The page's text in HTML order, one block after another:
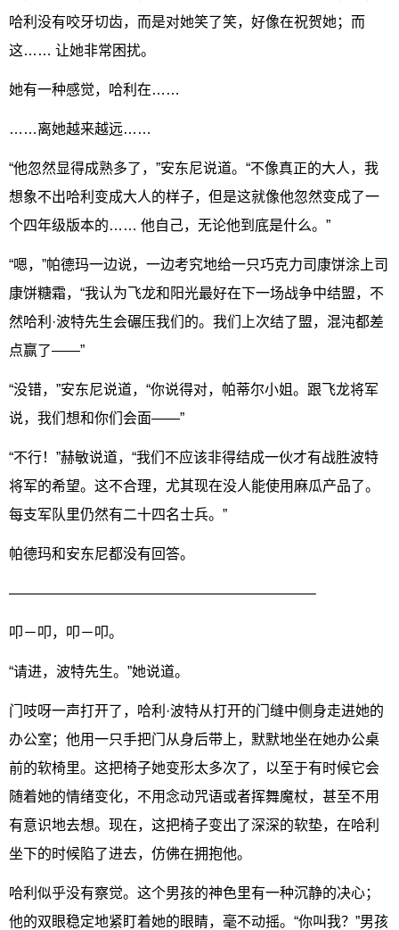
哈利没有咬牙切齿，而是对她笑了笑，好像在祝贺她；而
这…… 让她非常困扰。
她有一种感觉，哈利在……
……离她越来越远……
“他忽然显得成熟多了，”安东尼说道。“不像真正的大人，我
想象不出哈利变成大人的样子，但是这就像他忽然变成了一
个四年级版本的…… 他自己，无论他到底是什么。”
“嗯，”帕德玛一边说，一边考究地给一只巧克力司康饼涂上司
康饼糖霜，“我认为飞龙和阳光最好在下一场战争中结盟，不
然哈利·波特先生会碾压我们的。我们上次结了盟，混沌都差
点赢了——”
“没错，”安东尼说道，“你说得对，帕蒂尔小姐。跟飞龙将军
说，我们想和你们会面——”
“不行！”赫敏说道，“我们不应该非得结成一伙才有战胜波特
将军的希望。这不合理，尤其现在没人能使用麻瓜产品了。
每支军队里仍然有二十四名士兵。”
帕德玛和安东尼都没有回答。
—————————————————————–
叩－叩，叩－叩。
“请进，波特先生。”她说道。
门吱呀一声打开了，哈利·波特从打开的门缝中侧身走进她的
办公室；他用一只手把门从身后带上，默默地坐在她办公桌
前的软椅里。这把椅子她变形太多次了，以至于有时候它会
随着她的情绪变化，不用念动咒语或者挥舞魔杖，甚至不用
有意识地去想。现在，这把椅子变出了深深的软垫，在哈利
坐下的时候陷了进去，仿佛在拥抱他。
哈利似乎没有察觉。这个男孩的神色里有一种沉静的决心；
他的双眼稳定地紧盯着她的眼睛，毫不动摇。“你叫我？”男孩